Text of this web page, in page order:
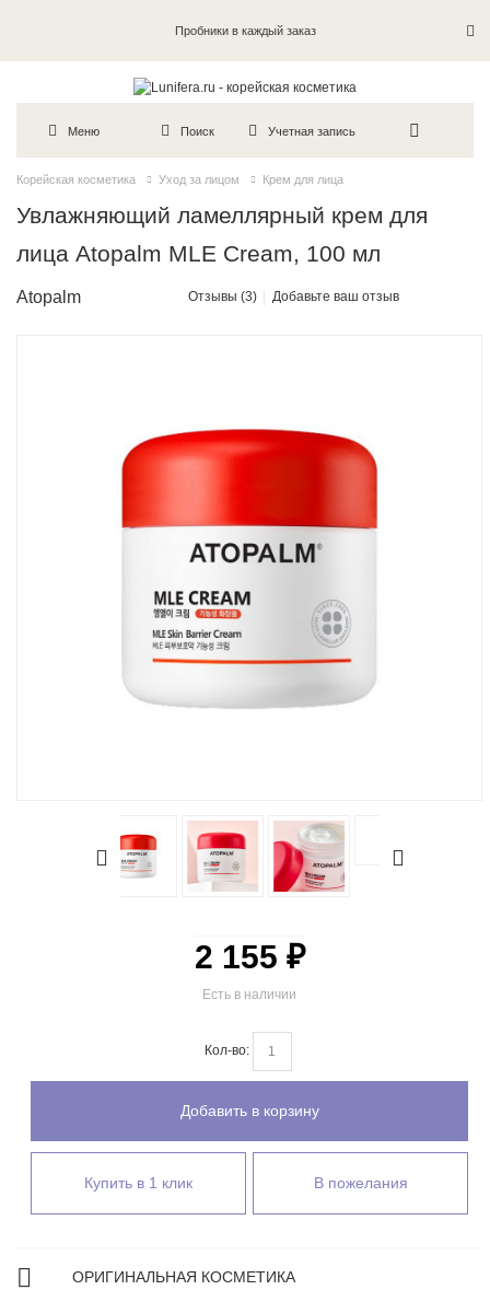
Пробники в каждый заказ
Меню Поиск Учетная запись
Корейская косметика Уход за лицом Крем для лица
Увлажняющий ламеллярный крем для
лица Atopalm MLE Cream, 100 мл
Atopalm Отзывы (3) Добавьте ваш отзыв
Есть в наличии
2 155 ₽
Кол-во:
Добавить в корзину
Купить в 1 клик В пожелания
ОРИГИНАЛЬНАЯ КОСМЕТИКА